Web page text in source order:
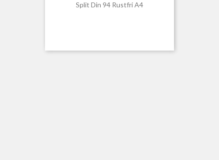
Split Din 94 Rustfri A4